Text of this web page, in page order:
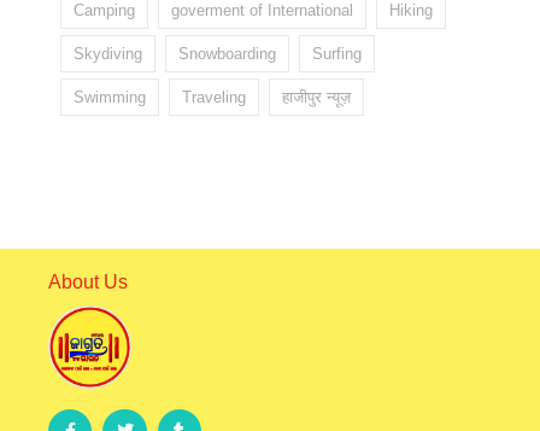
Camping goverment of International Hiking
Skydiving Snowboarding Surfing
Swimming Traveling हाजीपुर न्यूज़
About Us